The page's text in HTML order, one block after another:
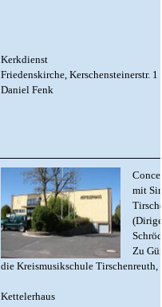
Kerkdienst
Friedenskirche, Kerschensteinerstr. 1
Daniel Fenk
mit
Zu
die Kreismusikschule Tirschenreuth,
Kettelerhaus